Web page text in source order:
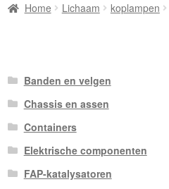
Over ons Privacybeleid
Home Lichaam koplampen
Banden en velgen
Chassis en assen
Containers
Elektrische componenten
FAP-katalysatoren